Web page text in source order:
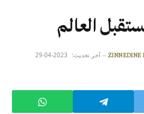
العالم
ZINNEDINE آخر تحديث: 2023-04-29